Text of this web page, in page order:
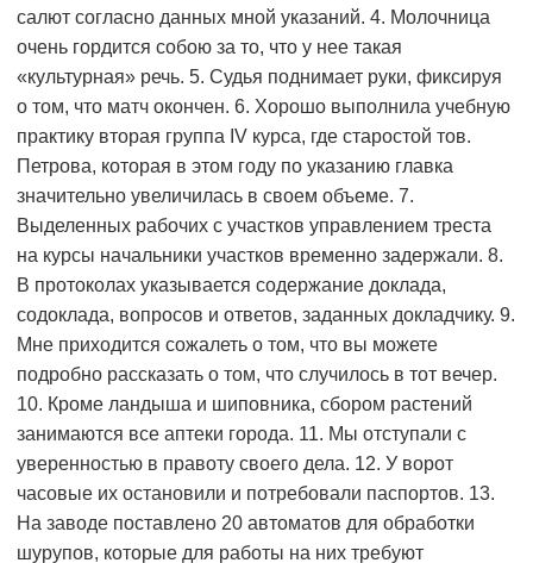
салют согласно данных мной указаний. 4. Молочница
очень гордится собою за то, что у нее такая
«культурная» речь. 5. Судья поднимает руки, фиксируя
о том, что матч окончен. 6. Хорошо выполнила учебную
практику вторая группа IV курса, где старостой тов.
Петрова, которая в этом году по указанию главка
значительно увеличилась в своем объеме. 7.
Выделенных рабочих с участков управлением треста
на курсы начальники участков временно задержали. 8.
В протоколах указывается содержание доклада,
содоклада, вопросов и ответов, заданных докладчику. 9.
Мне приходится сожалеть о том, что вы можете
подробно рассказать о том, что случилось в тот вечер.
10. Кроме ландыша и шиповника, сбором растений
занимаются все аптеки города. 11. Мы отступали с
уверенностью в правоту своего дела. 12. У ворот
часовые их остановили и потребовали паспортов. 13.
На заводе поставлено 20 автоматов для обработки
шурупов, которые для работы на них требуют